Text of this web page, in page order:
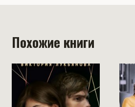
Похожие книги